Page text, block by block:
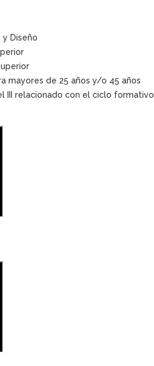
Diseño
mayores de 25 años y/o 45 años
III relacionado con el ciclo formativo